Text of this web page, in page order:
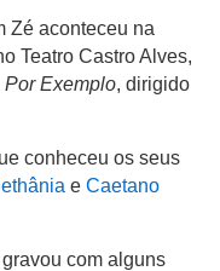
Zé aconteceu na
Teatro Castro Alves,
Por Exemplo, dirigido
conheceu os seus
e Caetano
com alguns